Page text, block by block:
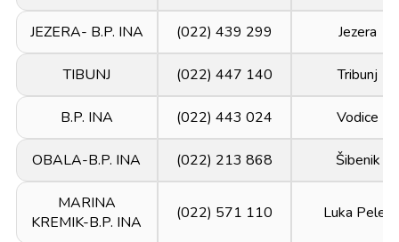
JEZERA- B.P. INA (022) 439 299 Jezera
TIBUNJ (022) 447 140 Tribunj
B.P. INA (022) 443 024 Vodice
OBALA-B.P. INA (022) 213 868 Šibenik
MARINA
KREMIK-B.P. INA
(022) 571 110 Luka Peleš